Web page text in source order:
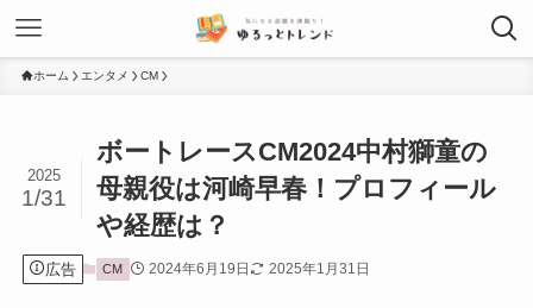
ホーム エンタメ CM
ボートレースCM2024中村獅童の
母親役は河崎早春！プロフィール
や経歴は？
2025
1/31
広告 CM 2024年6月19日 2025年1月31日